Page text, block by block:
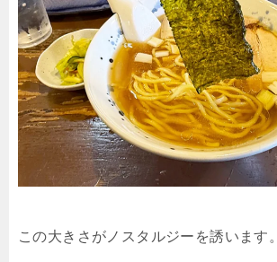
この大きさがノスタルジーを誘います。